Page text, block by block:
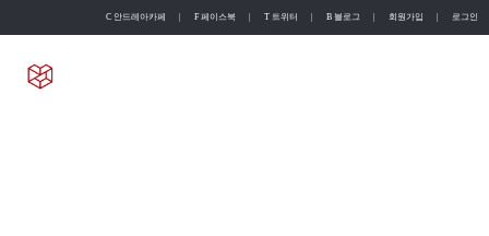
C 안드레아카페 F 페이스북 T 트위터 B 블로그 회원가입 로그인